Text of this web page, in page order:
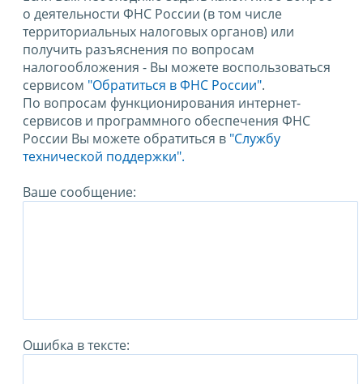
о деятельности ФНС России (в том числе
территориальных налоговых органов) или
получить разъяснения по вопросам
налогообложения - Вы можете воспользоваться
сервисом "Обратиться в ФНС России".
По вопросам функционирования интернет-
сервисов и программного обеспечения ФНС
России Вы можете обратиться в "Службу
технической поддержки".
Ваше сообщение:
Ошибка в тексте: